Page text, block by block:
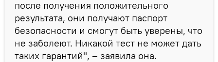
после получения положительного
результата, они получают паспорт
безопасности и смогут быть уверены, что
не заболеют. Никакой тест не может дать
таких гарантий", – заявила она.